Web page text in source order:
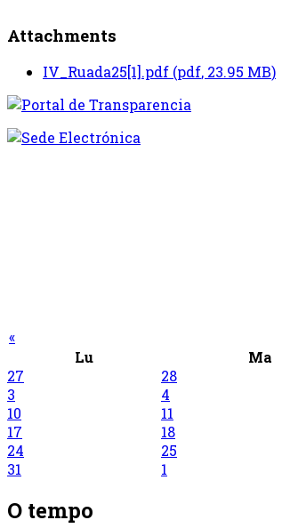
Attachments
IV_Ruada25[1].pdf (pdf, 23.95 MB)
«
Lu
Ma
27
28
3
4
10
11
17
18
24
25
31
1
O tempo